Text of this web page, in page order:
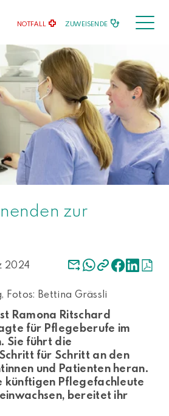
NOTFALL ZUWEISENDE
zur
2024
Fotos: Bettina Grässli
Ramona Ritschard
für Pflegeberufe im
Sie führt die
für Schritt an den
und Patienten heran.
künftigen Pflegefachleute
bereitet ihr